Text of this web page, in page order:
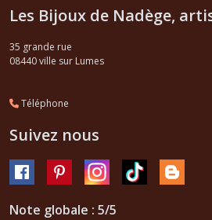
Les Bijoux de Nadège,
35 grande rue
08440ville sur Lumes
Téléphone
Suivez nous
Note globale : 5/5